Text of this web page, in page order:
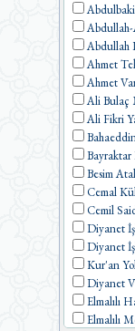
Abdullah
Ahmet
Ahmet
Ali Bulaç
Ali Fikri
Bayraktar
Besim
Cemal
Cemil
Diyanet
Diyanet
Kur'an
Diyanet
Elmalılı
Elmalılı